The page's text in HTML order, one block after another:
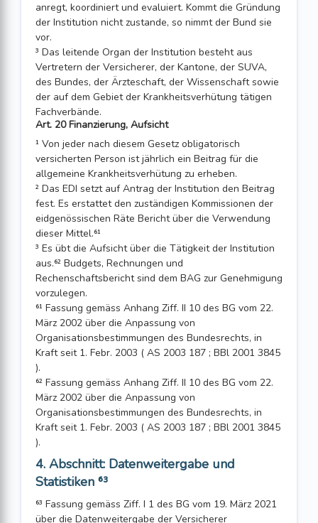
anregt, koordiniert und evaluiert. Kommt die Gründung
der Institution nicht zustande, so nimmt der Bund sie
vor.
³ Das leitende Organ der Institution besteht aus
Vertretern der Versicherer, der Kantone, der SUVA,
des Bundes, der Ärzteschaft, der Wissenschaft sowie
der auf dem Gebiet der Krankheitsverhütung tätigen
Fachverbände.
Art. 20 Finanzierung, Aufsicht
¹ Von jeder nach diesem Gesetz obligatorisch
versicherten Person ist jährlich ein Beitrag für die
allgemeine Krankheitsverhütung zu erheben.
² Das EDI setzt auf Antrag der Institution den Beitrag
fest. Es erstattet den zuständigen Kommissionen der
eidgenössischen Räte Bericht über die Verwendung
dieser Mittel.⁶¹
³ Es übt die Aufsicht über die Tätigkeit der Institution
aus.⁶² Budgets, Rechnungen und
Rechenschaftsbericht sind dem BAG zur Genehmigung
vorzulegen.
⁶¹ Fassung gemäss Anhang Ziff. II 10 des BG vom 22.
März 2002 über die Anpassung von
Organisationsbestimmungen des Bundesrechts, in
Kraft seit 1. Febr. 2003 ( AS 2003 187 ; BBl 2001 3845
).
⁶² Fassung gemäss Anhang Ziff. II 10 des BG vom 22.
März 2002 über die Anpassung von
Organisationsbestimmungen des Bundesrechts, in
Kraft seit 1. Febr. 2003 ( AS 2003 187 ; BBl 2001 3845
).
4. Abschnitt: Datenweitergabe und
Statistiken ⁶³
⁶³ Fassung gemäss Ziff. I 1 des BG vom 19. März 2021
über die Datenweitergabe der Versicherer